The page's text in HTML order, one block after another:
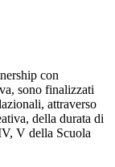
con
sono finalizzati
attraverso
della durata di
V della Scuola